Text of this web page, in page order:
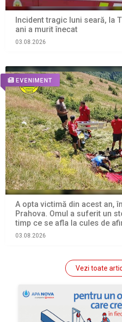
Incident tragic luni seară, la
ani a murit înecat
03.08.2026
EVENIMENT
A opta victimă din acest an,
Prahova. Omul a suferit un
timp ce se afla la cules de
03.08.2026
Vezi toate